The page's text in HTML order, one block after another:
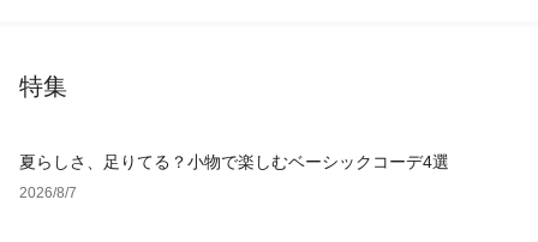
特集
夏らしさ、足りてる？小物で楽しむベーシックコーデ4選
2026/8/7